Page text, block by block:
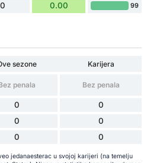
0 0.00 99
sezone
Karijera
penala Bez penala
0 0
0 0
0 0
jedanaesterac u svojoj karijeri (na temelju